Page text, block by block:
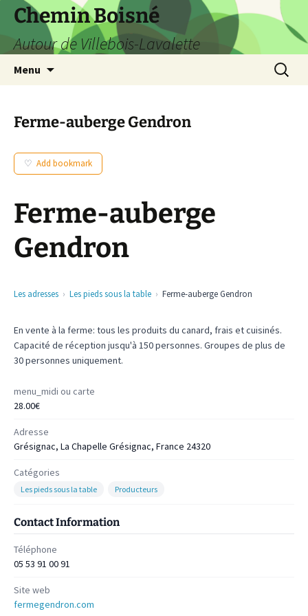
Aller
contenu
Chemin Boisné
Autour de Villebois-Lavalette
Menu
Ferme-auberge Gendron
Add bookmark
Ferme-auberge
Gendron
Les adresses Les pieds sous la table Ferme-auberge Gendron
En vente à la ferme: tous les produits du canard, frais et cuisinés.
Capacité de réception jusqu'à 150 personnes. Groupes de plus de
30 personnes uniquement.
menu_midi ou carte
28.00€
Adresse
Grésignac, La Chapelle Grésignac, France 24320
Catégories
Les pieds sous la table Producteurs
Contact Information
Téléphone
05 53 91 00 91
Site web
fermegendron.com